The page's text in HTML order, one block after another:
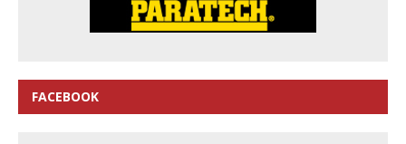
FACEBOOK